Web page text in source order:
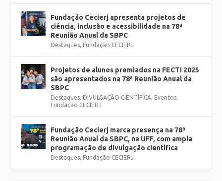
Fundação Cecierj apresenta projetos de
ciência, inclusão e acessibilidade na 78ª
Reunião Anual da SBPC
Destaques, Fundação CECIERJ
Projetos de alunos premiados na FECTI 2025
são apresentados na 78ª Reunião Anual da
SBPC
Destaques, DIVULGAÇÃO CIENTÍFICA, Eventos,
Fundação CECIERJ
Fundação Cecierj marca presença na 78ª
Reunião Anual da SBPC, na UFF, com ampla
programação de divulgação científica
Destaques, Fundação CECIERJ